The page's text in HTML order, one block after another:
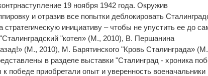
19 ноября 1942 года. Окружив
и отразив все попытки деблокировать
инициативу – чтобы не упустить ее до
"котел» (М., 2010), В. Першанина
(М., 2010), М. Барятинского "Кровь Сталинграда»
в разделе выставки "Сталинград - хроника
победе приобретали опыт и уверенность военачальники